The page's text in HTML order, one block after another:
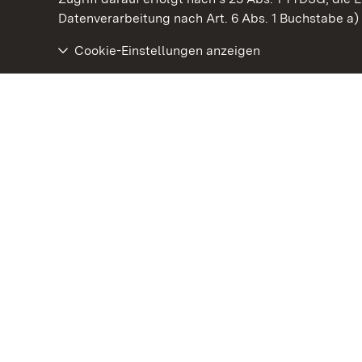
Datenverarbeitung nach Art. 6 Abs. 1 Buchstabe a)
Cookie-Einstellungen anzeigen